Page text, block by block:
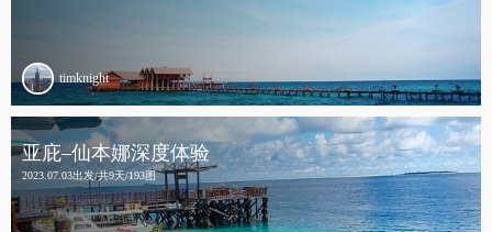
timknight
亚庇–仙本娜深度体验
2023.07.03出发/共9天/193图